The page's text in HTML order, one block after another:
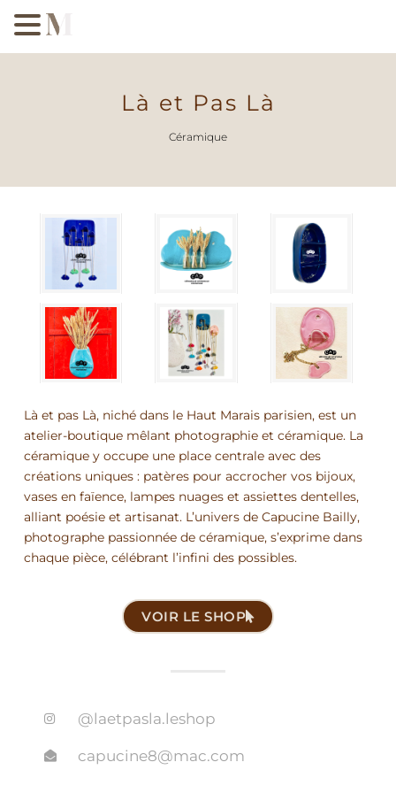
Là et Pas Là
Céramique
Là et pas Là, niché dans le Haut Marais parisien, est un
atelier-boutique mêlant photographie et céramique. La
céramique y occupe une place centrale avec des
créations uniques : patères pour accrocher vos bijoux,
vases en faïence, lampes nuages et assiettes dentelles,
alliant poésie et artisanat. L’univers de Capucine Bailly,
photographe passionnée de céramique, s’exprime dans
chaque pièce, célébrant l’infini des possibles.
VOIR LE SHOP
@laetpasla.leshop
capucine8@mac.com